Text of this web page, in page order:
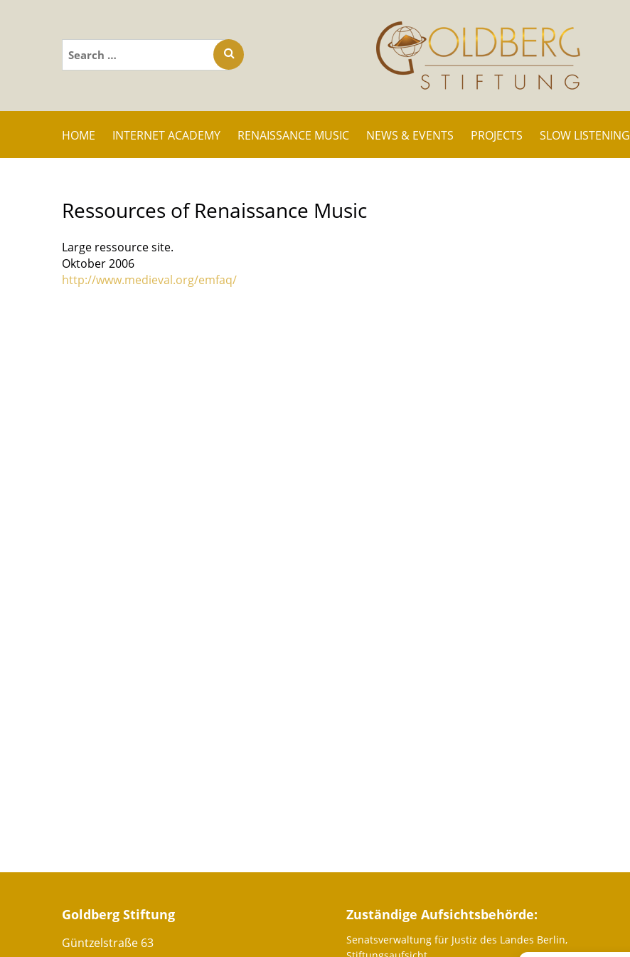
Search
for:
HOME INTERNET ACADEMY RENAISSANCE MUSIC NEWS & EVENTS PROJECTS SLOW LISTENING
Ressources of Renaissance Music
Large ressource site.
Oktober 2006
http://www.medieval.org/emfaq/
Goldberg Stiftung
Güntzelstraße 63
Zuständige Aufsichtsbehörde:
Senatsverwaltung für Justiz des Landes Berlin,